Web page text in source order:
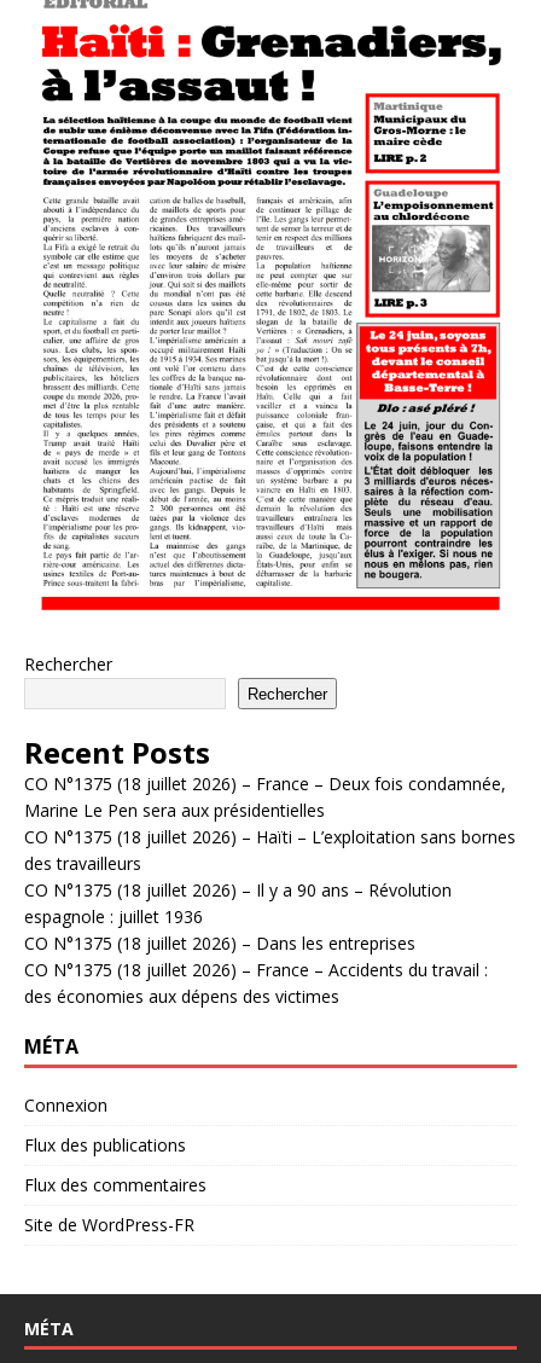
Rechercher
Rechercher
Recent Posts
CO N°1375 (18 juillet 2026) – France – Deux fois condamnée,
Marine Le Pen sera aux présidentielles
CO N°1375 (18 juillet 2026) – Haïti – L’exploitation sans bornes
des travailleurs
CO N°1375 (18 juillet 2026) – Il y a 90 ans – Révolution
espagnole : juillet 1936
CO N°1375 (18 juillet 2026) – Dans les entreprises
CO N°1375 (18 juillet 2026) – France – Accidents du travail :
des économies aux dépens des victimes
MÉTA
Connexion
Flux des publications
Flux des commentaires
Site de WordPress-FR
MÉTA